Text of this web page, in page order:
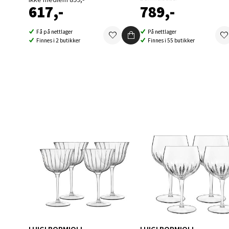
617,-
Få på nettlager
Finnes i 2 butikker
789,-
På nettlager
Finnes i 55 butikker
Åpent i
0 i